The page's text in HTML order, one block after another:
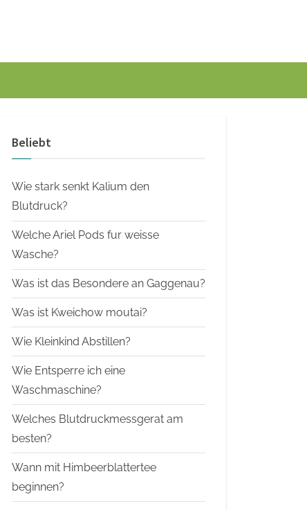
Beliebt
Wie stark senkt Kalium den
Blutdruck?
Welche Ariel Pods fur weisse
Wasche?
Was ist das Besondere an Gaggenau?
Was ist Kweichow moutai?
Wie Kleinkind Abstillen?
Wie Entsperre ich eine
Waschmaschine?
Welches Blutdruckmessgerat am
besten?
Wann mit Himbeerblattertee
beginnen?